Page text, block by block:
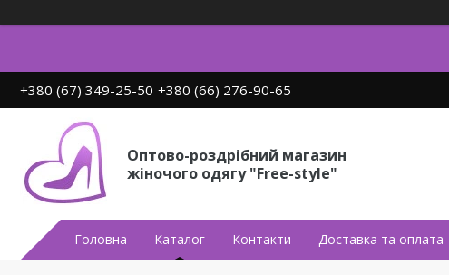
+380 (67) 349-25-50 +380 (66) 276-90-65
Оптово-роздрібний магазин
жіночого одягу "Free-style"
Головна Каталог Контакти Доставка та оплата